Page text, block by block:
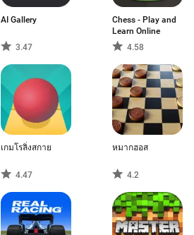
AI Gallery
3.47
Chess - Play and
Learn Online
4.58
เกมโรลิ่งสกาย
4.47
หมากฮอส
4.2